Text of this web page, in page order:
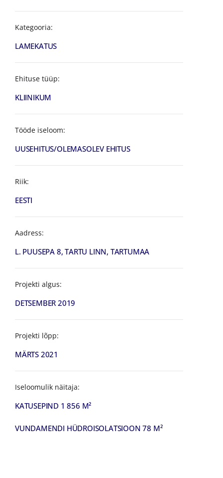
Kategooria:
LAMEKATUS
Ehituse tüüp:
KLIINIKUM
Tööde iseloom:
UUSEHITUS/OLEMASOLEV EHITUS
Riik:
EESTI
Aadress:
L. PUUSEPA 8, TARTU LINN, TARTUMAA
Projekti algus:
DETSEMBER 2019
Projekti lõpp:
MÄRTS 2021
Iseloomulik näitaja:
KATUSEPIND 1 856 M²
VUNDAMENDI HÜDROISOLATSIOON 78 M²